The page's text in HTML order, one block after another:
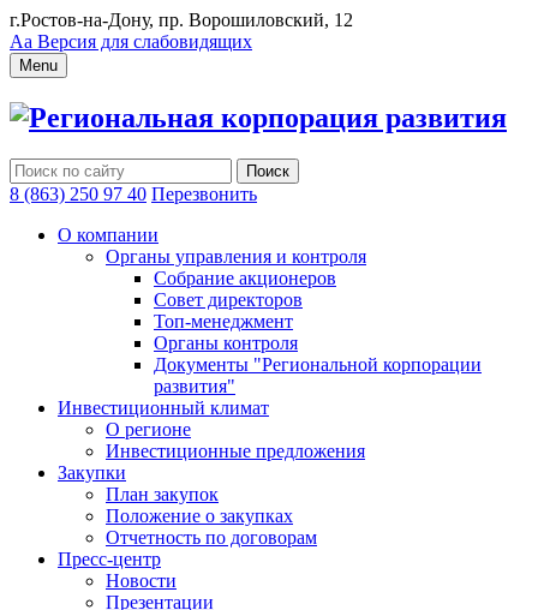
г.Ростов-на-Дону, пр. Ворошиловский, 12
Аа Версия для слабовидящих
Menu
Региональная корпорация развития
8 (863) 250 97 40 Перезвонить
О компании
Органы управления и контроля
Собрание акционеров
Совет директоров
Топ-менеджмент
Органы контроля
Документы "Региональной корпорации
развития"
Инвестиционный климат
О регионе
Инвестиционные предложения
Закупки
План закупок
Положение о закупках
Отчетность по договорам
Пресс-центр
Новости
Презентации